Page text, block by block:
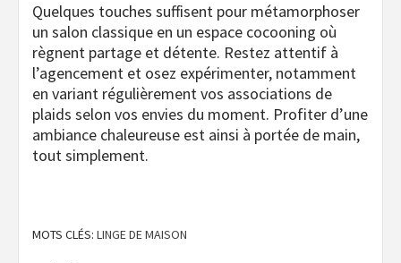
Quelques touches suffisent pour métamorphoser
un salon classique en un espace cocooning où
règnent partage et détente. Restez attentif à
l’agencement et osez expérimenter, notamment
en variant régulièrement vos associations de
plaids selon vos envies du moment. Profiter d’une
ambiance chaleureuse est ainsi à portée de main,
tout simplement.
MOTS CLÉS: LINGE DE MAISON